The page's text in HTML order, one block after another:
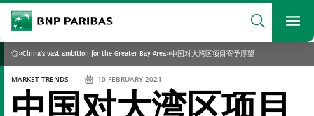
BNP Paribas
Search
What are you searching?
SEARCH
Home
»China's vast ambition for the Greater Bay Area»中国对大湾区项目寄予厚望
MARKET TRENDS 10 FEBRUARY 2021